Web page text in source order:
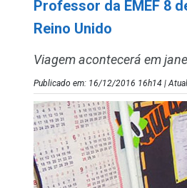
Professor da EMEF 8
Reino Unido
Viagem acontecerá em
Publicado em: 16/12/2016 16h14 |